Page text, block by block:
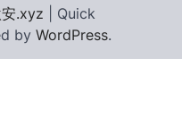
.xyz | Quick
by WordPress.